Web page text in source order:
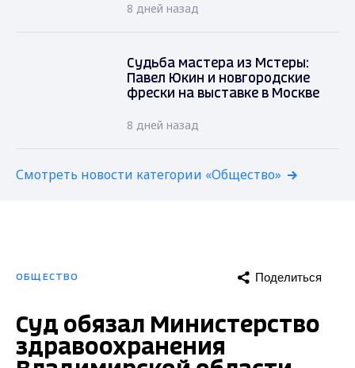
8 дней назад
Судьба мастера из Мстеры:
Павел Юкин и новгородские
фрески на выставке в Москве
8 дней назад
Смотреть новости категории «Общество»
ОБЩЕСТВО Поделиться
Суд обязал Министерство
здравоохранения